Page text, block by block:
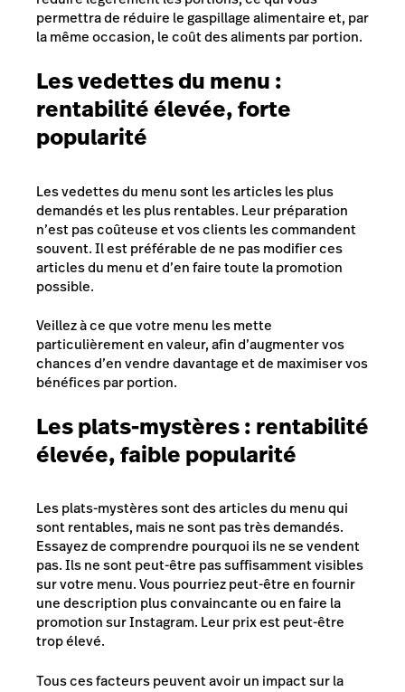
permettra de réduire le gaspillage alimentaire et, par
la même occasion, le coût des aliments par portion.
Les vedettes du menu :
rentabilité élevée, forte
popularité
Les vedettes du menu sont les articles les plus
demandés et les plus rentables. Leur préparation
n’est pas coûteuse et vos clients les commandent
souvent. Il est préférable de ne pas modifier ces
articles du menu et d’en faire toute la promotion
possible.
Veillez à ce que votre menu les mette
particulièrement en valeur, afin d’augmenter vos
chances d’en vendre davantage et de maximiser vos
bénéfices par portion.
Les plats-mystères : rentabilité
élevée, faible popularité
Les plats-mystères sont des articles du menu qui
sont rentables, mais ne sont pas très demandés.
Essayez de comprendre pourquoi ils ne se vendent
pas. Ils ne sont peut-être pas suffisamment visibles
sur votre menu. Vous pourriez peut-être en fournir
une description plus convaincante ou en faire la
promotion sur Instagram. Leur prix est peut-être
trop élevé.
Tous ces facteurs peuvent avoir un impact sur la